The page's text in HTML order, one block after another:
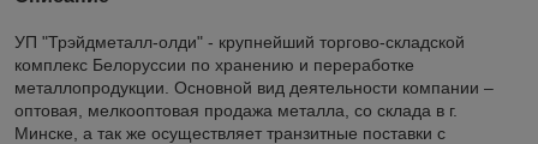
УП "Трэйдметалл-олди" - крупнейший торгово-складской
комплекс Белоруссии по хранению и переработке
металлопродукции. Основной вид деятельности компании –
оптовая, мелкооптовая продажа металла, со склада в г.
Минске, а так же осуществляет транзитные поставки с